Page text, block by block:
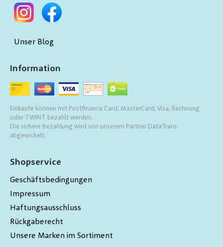
Shopservice
Geschäftsbedingungen
Impressum
Haftungsausschluss
Rückgaberecht
Unsere Marken im Sortiment
Information
Einkäufe können mit Postfinance Card, MasterCard, Visa, Rechnung
oder TWINT bezahlt werden.
Die sichere Bezahlung wird von unserem Partner DataTrans
abgewickelt.
Unser Blog